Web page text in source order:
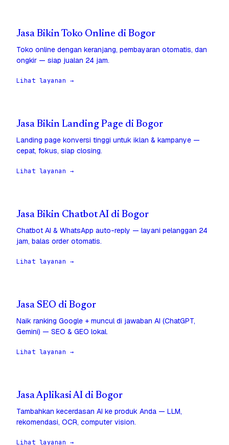
Jasa Bikin Toko Online di Bogor
Toko online dengan keranjang, pembayaran otomatis, dan
ongkir — siap jualan 24 jam.
Lihat layanan →
Jasa Bikin Landing Page di Bogor
Landing page konversi tinggi untuk iklan & kampanye —
cepat, fokus, siap closing.
Lihat layanan →
Jasa Bikin Chatbot AI di Bogor
Chatbot AI & WhatsApp auto-reply — layani pelanggan 24
jam, balas order otomatis.
Lihat layanan →
Jasa SEO di Bogor
Naik ranking Google + muncul di jawaban AI (ChatGPT,
Gemini) — SEO & GEO lokal.
Lihat layanan →
Jasa Aplikasi AI di Bogor
Tambahkan kecerdasan AI ke produk Anda — LLM,
rekomendasi, OCR, computer vision.
Lihat layanan →